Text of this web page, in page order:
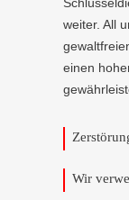
weiter. All
einen
Wir